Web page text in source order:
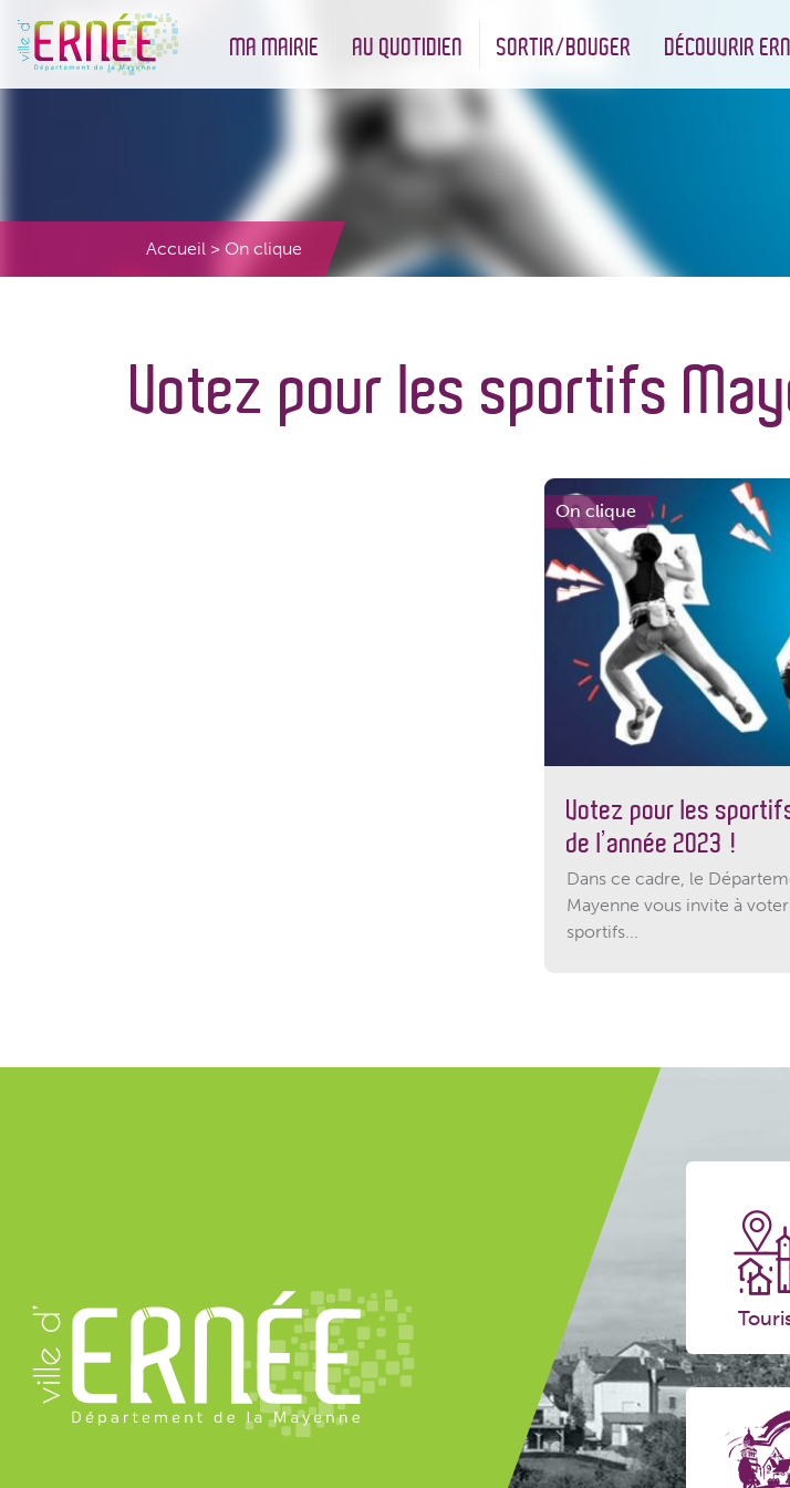
MA MAIRIE AU QUOTIDIEN SORTIR/BOUGER DÉCOUVRIR
Accueil > On clique
Votez pour les sportifs
On clique
Votez pour les
de l’année 2023 !
Dans ce cadre, le
Mayenne vous invite à
sportifs...